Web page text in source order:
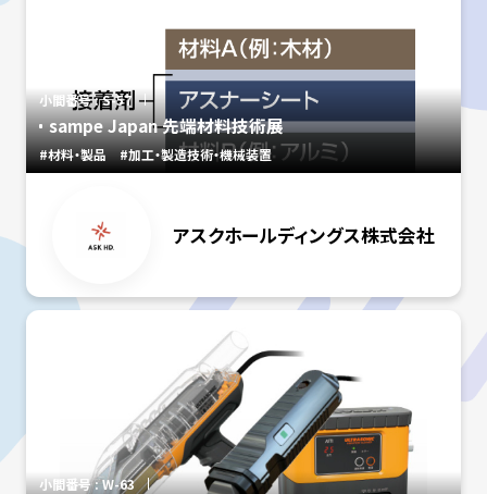
小間番号 : S-57
sampe Japan 先端材料技術展
#材料・製品 #加工・製造技術・機械装置
アスクホールディングス株式会社
小間番号 : W-63